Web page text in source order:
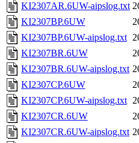
KI2307AR.6UW-aipslog.txt
KI2307BP.6UW
KI2307BP.6UW-aipslog.txt
KI2307BR.6UW
KI2307BR.6UW-aipslog.txt
KI2307CP.6UW
KI2307CP.6UW-aipslog.txt
KI2307CR.6UW
KI2307CR.6UW-aipslog.txt